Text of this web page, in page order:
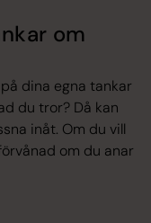
om
dina egna tankar
du tror? Då kan
inåt. Om du vill
om du anar